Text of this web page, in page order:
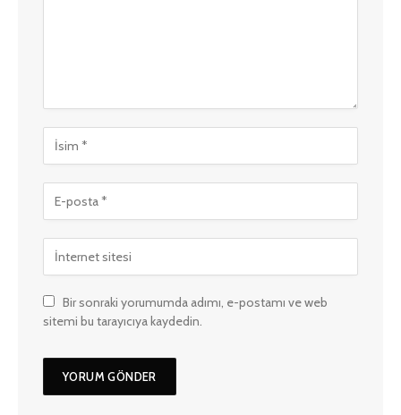
Bir sonraki yorumumda adımı, e-postamı ve web
sitemi bu tarayıcıya kaydedin.